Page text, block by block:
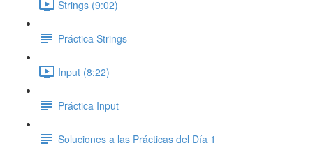
Strings (9:02)
Práctica Strings
Input (8:22)
Práctica Input
Soluciones a las Prácticas del Día 1